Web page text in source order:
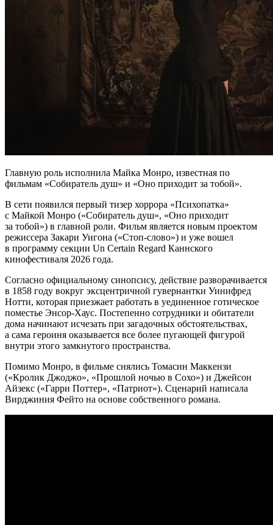
Главную роль исполнила Майка Монро, известная по
фильмам «Собиратель душ» и «Оно приходит за тобой».
В сети появился первый тизер хоррора «Психопатка»
с Майкой Монро («Собиратель душ», «Оно приходит
за тобой») в главной роли. Фильм является новым проектом
режиссера Закари Уигона («Стоп-слово») и уже вошел
в программу секции Un Certain Regard Каннского
кинофестиваля 2026 года.
Согласно официальному синопсису, действие разворачивается
в 1858 году вокруг эксцентричной гувернантки Уинифред
Нотти, которая приезжает работать в уединенное готическое
поместье Энсор-Хаус. Постепенно сотрудники и обитатели
дома начинают исчезать при загадочных обстоятельствах,
а сама героиня оказывается все более пугающей фигурой
внутри этого замкнутого пространства.
Помимо Монро, в фильме снялись Томасин Маккензи
(«Кролик Джоджо», «Прошлой ночью в Сохо») и Джейсон
Айзекс («Гарри Поттер», «Патриот»). Сценарий написала
Вирджиния Фейто на основе собственного романа.